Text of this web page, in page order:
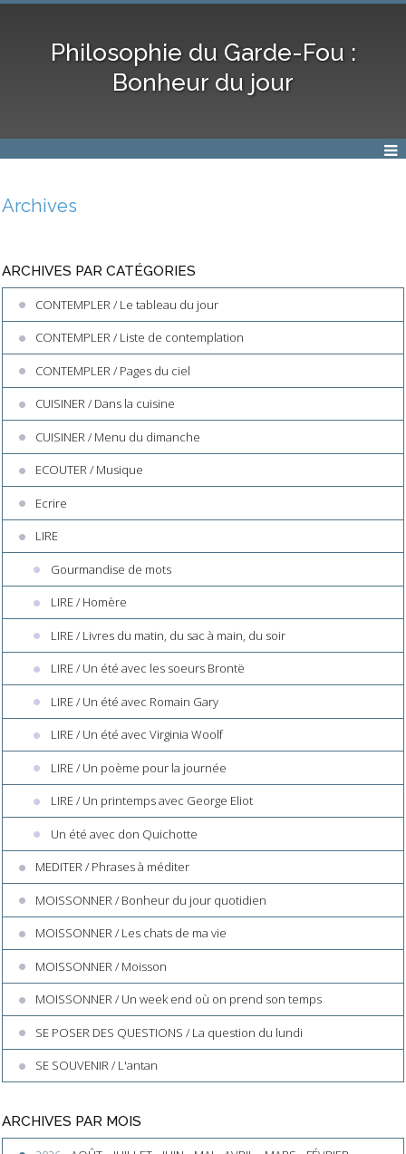
Philosophie du Garde-Fou :
Bonheur du jour
Archives
ARCHIVES PAR CATÉGORIES
CONTEMPLER / Le tableau du jour
CONTEMPLER / Liste de contemplation
CONTEMPLER / Pages du ciel
CUISINER / Dans la cuisine
CUISINER / Menu du dimanche
ECOUTER / Musique
Ecrire
LIRE
Gourmandise de mots
LIRE / Homère
LIRE / Livres du matin, du sac à main, du soir
LIRE / Un été avec les soeurs Brontë
LIRE / Un été avec Romain Gary
LIRE / Un été avec Virginia Woolf
LIRE / Un poème pour la journée
LIRE / Un printemps avec George Eliot
Un été avec don Quichotte
MEDITER / Phrases à méditer
MOISSONNER / Bonheur du jour quotidien
MOISSONNER / Les chats de ma vie
MOISSONNER / Moisson
MOISSONNER / Un week end où on prend son temps
SE POSER DES QUESTIONS / La question du lundi
SE SOUVENIR / L'antan
ARCHIVES PAR MOIS